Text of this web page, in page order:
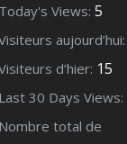
Today's Views: 5
aujourd’hui:
d’hier: 15
Last 30 Days Views:
Nombre total de